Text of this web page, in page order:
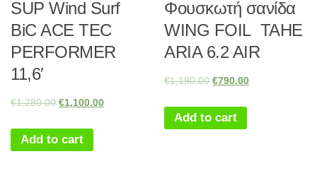
SUP Wind Surf
BiC ACE TEC
PERFORMER
11,6′
€1,280.00 €1,100.00
Add to cart
Φουσκωτή σανίδα
WING FOIL TAHE
ARIA 6.2 AIR
€1,190.00 €790.00
Add to cart